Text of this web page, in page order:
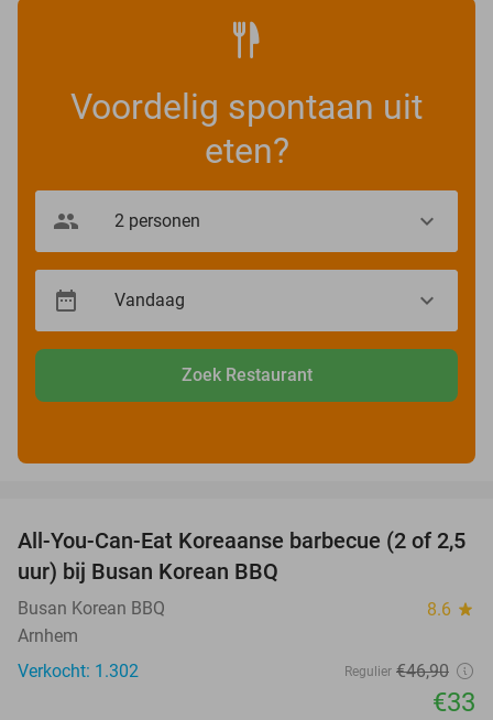
Voordelig spontaan uit
eten?
Zoek Restaurant
30%
All-You-Can-Eat Koreaanse barbecue (2 of 2,5
uur) bij Busan Korean BBQ
Busan Korean BBQ 8.6 star
Arnhem
Verkocht: 1.302
Regulier €46,90
€33